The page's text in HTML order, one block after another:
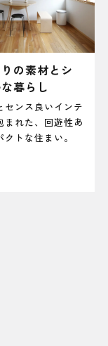
の素材とシ
暮らし
センス良いインテ
まれた、回遊性あ
クトな住まい。